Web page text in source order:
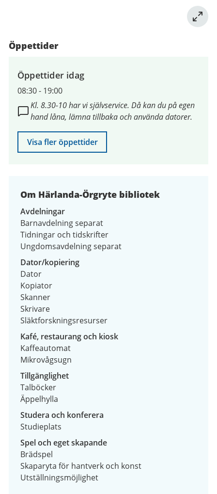
Öppettider
Öppettider idag
08:30- 19:00
Kl. 8.30-10 har vi självservice. Då kan du på egen
hand låna, lämna tillbaka och använda datorer.
Visa fler öppettider
Om Härlanda-Örgryte bibliotek
Avdelningar
Barnavdelning separat
Tidningar och tidskrifter
Ungdomsavdelning separat
Dator/kopiering
Dator
Kopiator
Skanner
Skrivare
Släktforskningsresurser
Kafé, restaurang och kiosk
Kaffeautomat
Mikrovågsugn
Tillgänglighet
Talböcker
Äppelhylla
Studera och konferera
Studieplats
Spel och eget skapande
Brädspel
Skaparyta för hantverk och konst
Utställningsmöjlighet